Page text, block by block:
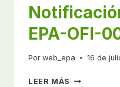
EPA-OFI-
Por web_epa 16 de
LEER MÁS